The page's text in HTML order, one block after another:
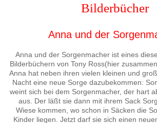
Bilderbücher
Anna und der
Anna und der Sorgenmacher ist eines
Bilderbüchern von Tony Ross(hier
Anna hat neben ihren vielen kleinen und
Nacht eine neue Sorge dazubekommen:
weint sich bei dem Sorgenmacher, der hart
aus. Der läßt sie dann mit ihrem Sack
Wiese kommen, wo schon in Säcken die
Kinder liegen. Jetzt darf sie sich einen